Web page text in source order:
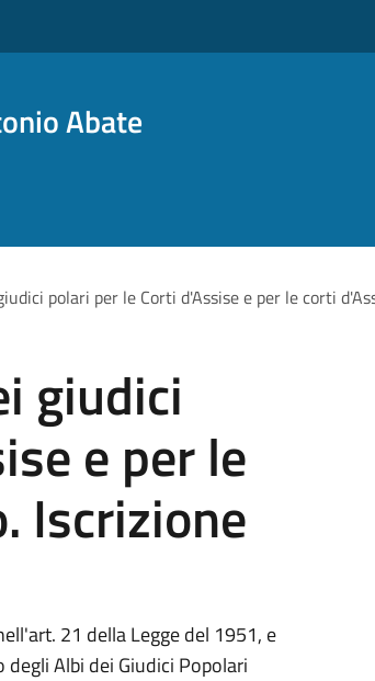
Abate
polari per le Corti d'Assise e per le corti
giudici
e per le
Iscrizione
21 della Legge del 1951, e
Albi dei Giudici Popolari